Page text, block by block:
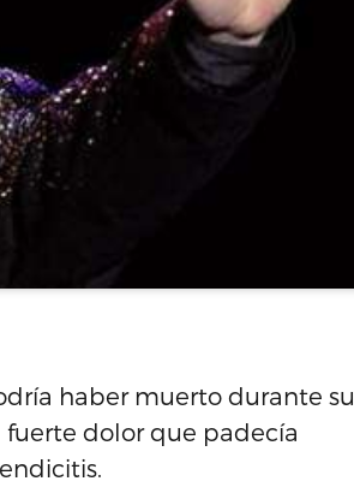
haber muerto durante su
fuerte dolor que padecía